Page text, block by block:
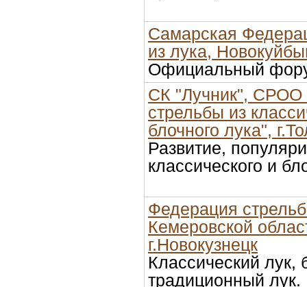
Самарская
из лука,
Официальный
СК "Лучник", СРОО
стрельбы из
блочного лука",
Развитие,
классического и
Федерация
Кемеровской
г.Новокузнецк
Классический лук,
традиционный лук.